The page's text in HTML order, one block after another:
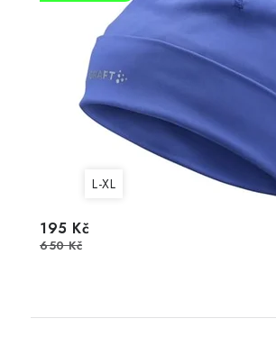
L-XL
195 Kč
650 Kč